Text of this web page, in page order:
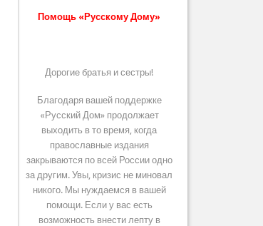
Помощь «Русскому Дому»
Дорогие братья и сестры!
Благодаря вашей поддержке
«Русский Дом» продолжает
выходить в то время, когда
православные издания
закрываются по всей России одно
за другим. Увы, кризис не миновал
никого. Мы нуждаемся в вашей
помощи. Если у вас есть
возможность внести лепту в